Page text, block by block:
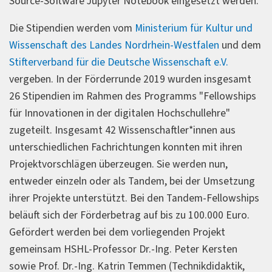
Die Stipendien werden vom Ministerium für Kultur und
Wissenschaft des Landes Nordrhein-Westfalen und dem
Stifterverband für die Deutsche Wissenschaft e.V.
vergeben. In der Förderrunde 2019 wurden insgesamt
26 Stipendien im Rahmen des Programms "Fellowships
für Innovationen in der digitalen Hochschullehre"
zugeteilt. Insgesamt 42 Wissenschaftler*innen aus
unterschiedlichen Fachrichtungen konnten mit ihren
Projektvorschlägen überzeugen. Sie werden nun,
entweder einzeln oder als Tandem, bei der Umsetzung
ihrer Projekte unterstützt. Bei den Tandem-Fellowships
beläuft sich der Förderbetrag auf bis zu 100.000 Euro.
Gefördert werden bei dem vorliegenden Projekt
gemeinsam HSHL-Professor Dr.-Ing. Peter Kersten
sowie Prof. Dr.-Ing. Katrin Temmen (Technikdidaktik,